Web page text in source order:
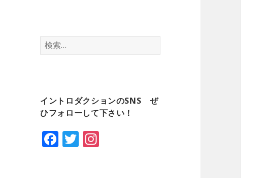
検
索
イントロダクションのSNS ぜ
ひフォローして下さい！
F
T